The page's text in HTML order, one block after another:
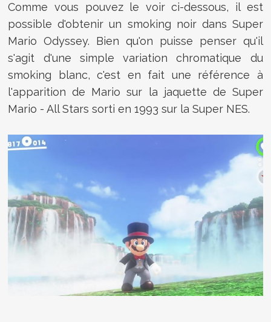
Comme vous pouvez le voir ci-dessous, il est
possible d'obtenir un smoking noir dans Super
Mario Odyssey. Bien qu'on puisse penser qu'il
s'agit d'une simple variation chromatique du
smoking blanc, c'est en fait une référence à
l'apparition de Mario sur la jaquette de Super
Mario - All Stars sorti en 1993 sur la Super NES.